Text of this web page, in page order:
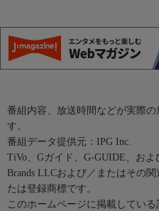
番組内容、放送時間などが実際
す。
番組データ提供元：IPG Inc.
TiVo、Gガイド、G-GUIDE、お
Brands LLCおよび／またはその
たは登録商標です。
このホームページに掲載してい